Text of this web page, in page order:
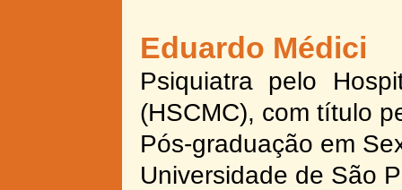
Eduardo Médici
Psiquiatra pelo
(HSCMC), com título
Pós-graduação em
Universidade de São